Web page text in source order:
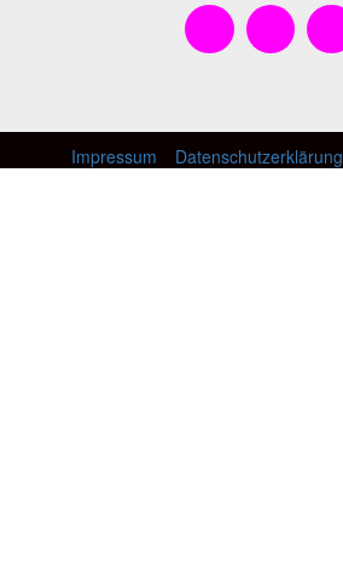
Impressum Datenschutzerklärung